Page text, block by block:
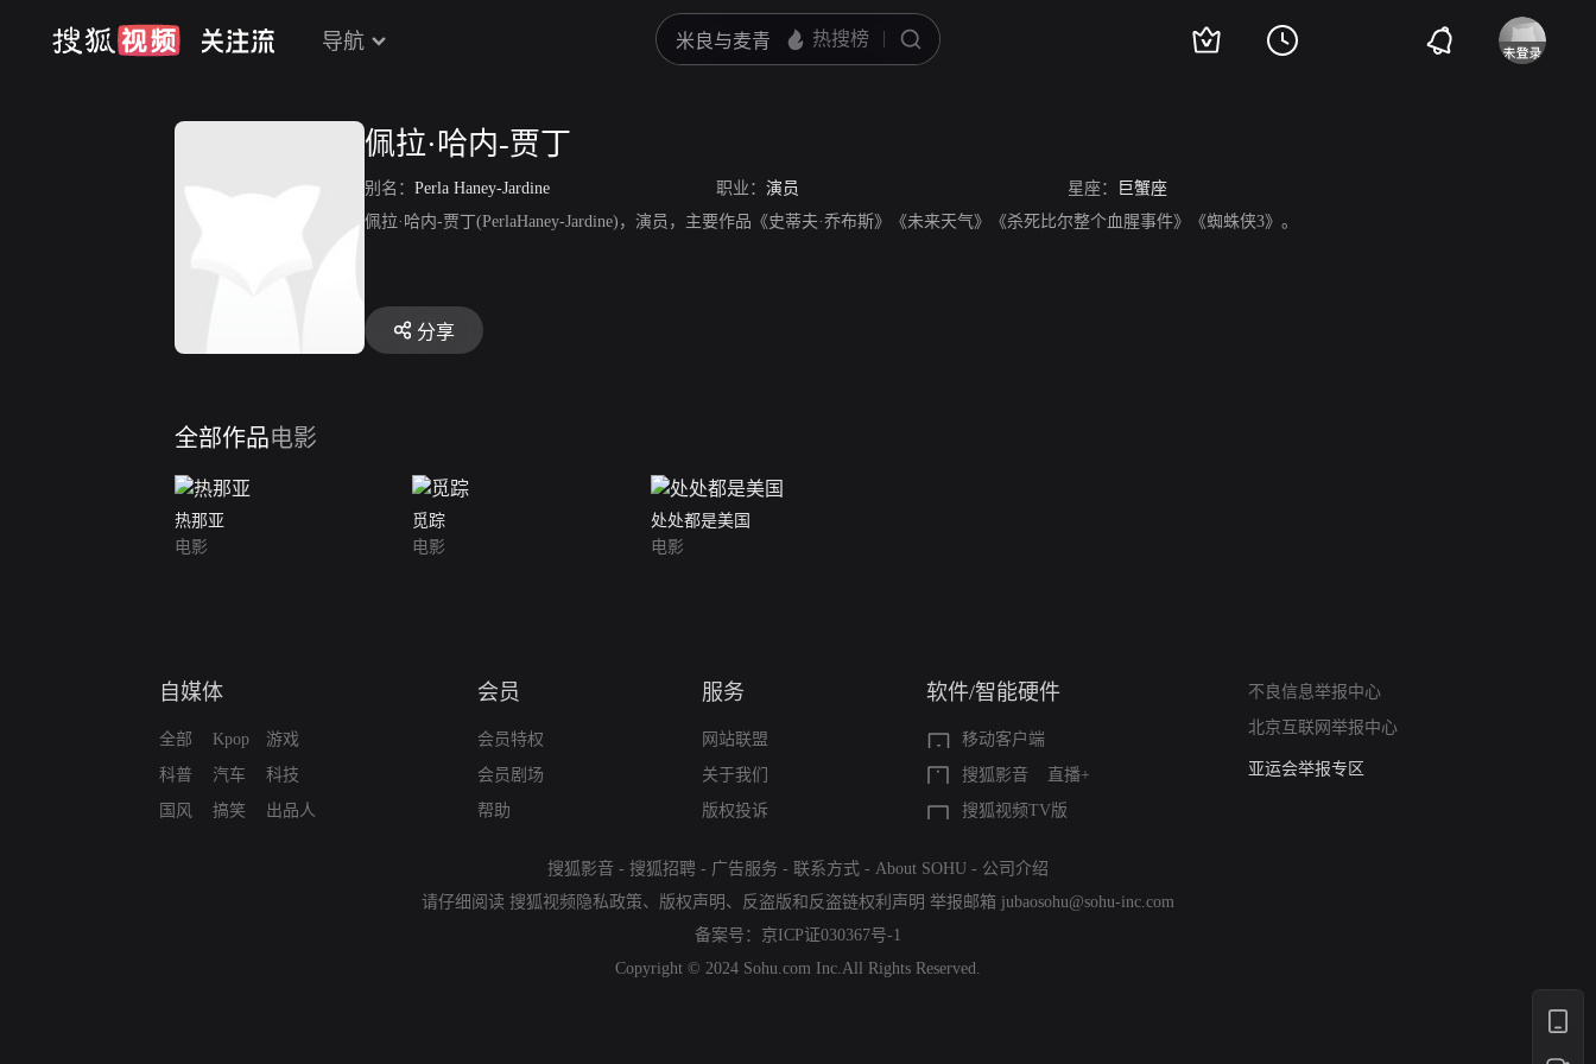
导航
佩拉·哈内-贾丁
别名： Perla Haney-Jardine 职业： 演员 星座：
巨蟹座
佩拉·哈内-贾丁(PerlaHaney-Jardine)，演员，主要作品《史蒂夫·乔布斯》《未来天气》《杀死比尔整个血腥事件》《蜘蛛侠3》。
分享
全部作品电影
热那亚
电影
觅踪
电影
处处都是美国
电影
自媒体
全部
科普
国风
Kpop
汽车
搞笑
游戏
科技
出品人
会员
会员特权
会员剧场
帮助
服务
网站联盟
关于我们
版权投诉
软件/智能硬件
移动客户端
搜狐影音
直播+
搜狐视频TV版
不良信息举报中心
北京互联网举报中心
算法推荐专项举报
亚运会举报专区
搜狐影音 - 搜狐招聘 - 广告服务 - 联系方式 - About SOHU - 公司介绍
请仔细阅读 搜狐视频隐私政策、 版权声明 、 反盗版和反盗链权利声明 举报邮箱 jubaosohu@sohu-inc.com
备案号： 京ICP证030367号-1
Copyright © 2024 Sohu.com Inc.All Rights Reserved.